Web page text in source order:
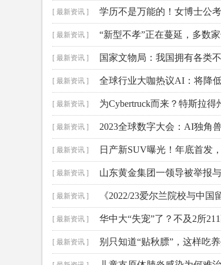
[ 最新资讯 ] 学历不是万能的！女博士公
[ 最新资讯 ] “新型不孝”正在蔓延，多数
[ 最新资讯 ] 国家文物局：我国拥有各类
[ 最新资讯 ] 全球行业大咖热议AI：将降
[ 最新资讯 ] 为Cybertruck而来？特斯拉得
[ 最新资讯 ] 2023全球数字大会：AI独角
[ 最新资讯 ] 日产新SUV曝光！年底首发
[ 最新资讯 ] 山东黄金集团一领导被举报
[ 最新资讯 ] 《2022/23爱尔兰院校与中
[ 最新资讯 ] 华中大“失宠”了？不及2所
[ 最新资讯 ] 别只知道“贴秋膘”，这样吃